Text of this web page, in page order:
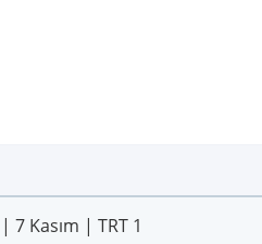
Kasım | TRT 1